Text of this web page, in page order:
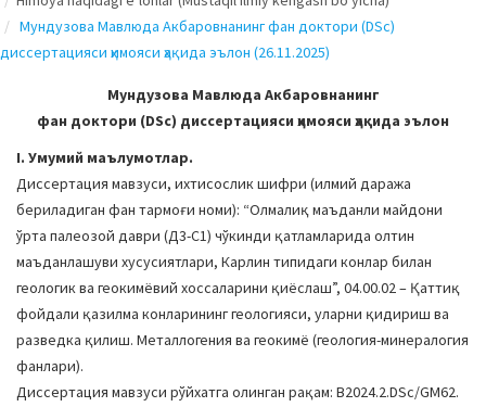
e
N
v
g
a
t
i
o
n
Мундузова Мавлюда Акбаровнанинг фан доктори (DSc)
диссертацияси ҳимояси ҳақида эълон (26.11.2025)
Мундузова Мавлюда Акбаровнанинг
фан доктори (DSc) диссертацияси ҳимояси ҳақида эълон
I. Умумий маълумотлар.
Диссертация мавзуси, ихтисослик шифри (илмий даража
бериладиган фан тармоғи номи): “Олмалиқ маъданли майдони
ўрта палеозой даври (Д3-C1) чўкинди қатламларида олтин
маъданлашуви хусусиятлари, Карлин типидаги конлар билан
геологик ва геокимёвий хоссаларини қиёслаш”, 04.00.02 – Қаттиқ
фойдали қазилма конларининг геологияси, уларни қидириш ва
разведка қилиш. Металлогения ва геокимё (геология-минералогия
фанлари).
Диссертация мавзуси рўйхатга олинган рақам: В2024.2.DSc/GM62.